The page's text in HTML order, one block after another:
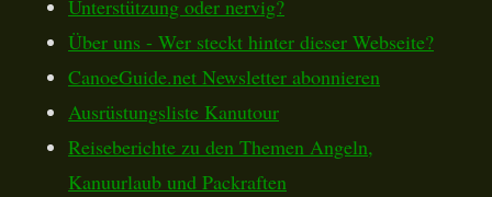
Unterstützung oder nervig?
Über uns - Wer steckt hinter dieser Webseite?
CanoeGuide.net Newsletter abonnieren
Ausrüstungsliste Kanutour
Reiseberichte zu den Themen Angeln,
Kanuurlaub und Packraften